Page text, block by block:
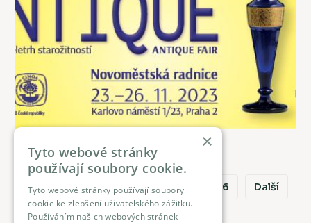
Stránkování
První Předchozí 4 6 Další
Poslední
×
Tyto webové stránky
používají soubory cookie.
Tyto webové stránky používají soubory
cookie ke zlepšení uživatelského zážitku.
Používáním našich webových stránek